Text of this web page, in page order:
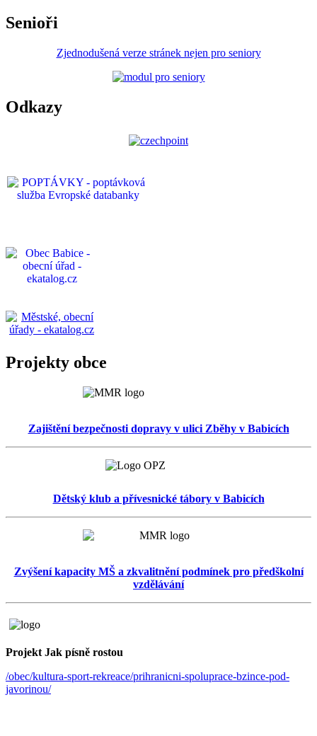
Senioři
Zjednodušená verze stránek nejen pro seniory
Odkazy
Projekty obce
Zajištění bezpečnosti dopravy v ulici Zběhy v Babicích
Dětský klub a přívesnické tábory v Babicích
Zvýšení kapacity MŠ a zkvalitnění podmínek pro předškolní
vzdělávání
Projekt Jak písně rostou
/obec/kultura-sport-rekreace/prihranicni-spoluprace-bzince-pod-
javorinou/